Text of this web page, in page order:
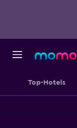
Top-Hotels